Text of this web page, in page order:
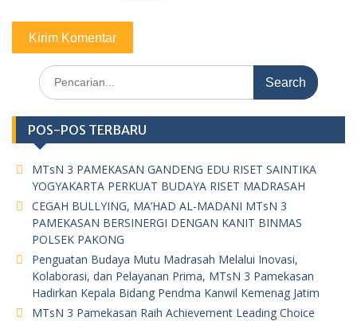
Search
for:
POS-POS TERBARU
MTsN 3 PAMEKASAN GANDENG EDU RISET SAINTIKA
YOGYAKARTA PERKUAT BUDAYA RISET MADRASAH
CEGAH BULLYING, MA’HAD AL-MADANI MTsN 3
PAMEKASAN BERSINERGI DENGAN KANIT BINMAS
POLSEK PAKONG
Penguatan Budaya Mutu Madrasah Melalui Inovasi,
Kolaborasi, dan Pelayanan Prima, MTsN 3 Pamekasan
Hadirkan Kepala Bidang Pendma Kanwil Kemenag Jatim
MTsN 3 Pamekasan Raih Achievement Leading Choice